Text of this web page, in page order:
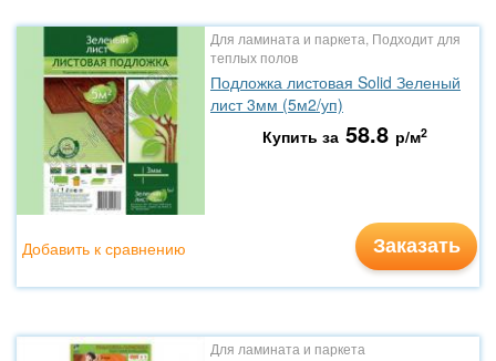
Для ламината и паркета, Подходит для
теплых полов
Подложка листовая Solid Зеленый
лист 3мм (5м2/уп)
Купить за 58.8 р/м2
Заказать
Добавить к сравнению
Для ламината и паркета